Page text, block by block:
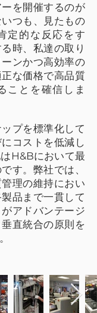
を開催するのが
つも、見たもの
定的な反応をす
時、私達の取り
ンかつ高効率の
な価格で高品質
ことを確信しま
プを標準化して
コストを低減し
H&Bにおいて最
す。弊社では、
理の維持におい
品まで一貫して
アドバンテージ
直統合の原則を